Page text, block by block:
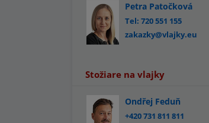
Petra Patočková
Tel: 720 551 155
zakazky@vlajky.eu
Stožiare na vlajky
Ondřej Feduň
+420 731 811 811